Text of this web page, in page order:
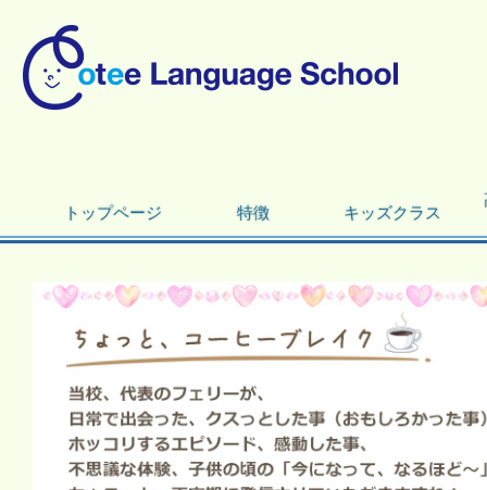
トップページ 特徴 キッズクラス